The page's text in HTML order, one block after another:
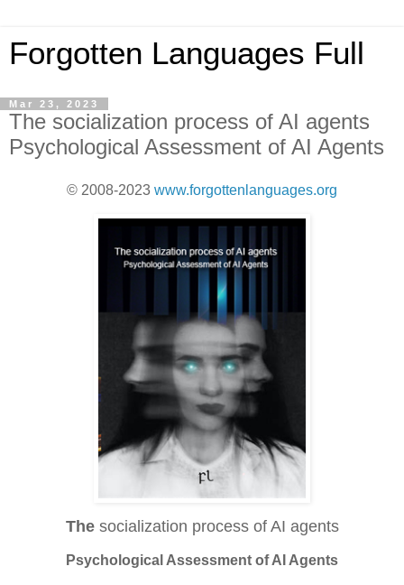
Forgotten Languages Full
Mar 23, 2023
The socialization process of AI agents
Psychological Assessment of AI Agents
© 2008-2023 www.forgottenlanguages.org
Thesocialization process of AI agents
Psychological Assessment of AI Agents